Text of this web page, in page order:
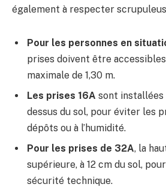
également à respecter
Pour les personnes en
prises doivent être
maximale de 1,30 m.
Les prises 16A sont installées
dessus du sol, pour éviter les
dépôts ou à l’humidité.
Pour les prises de 32A, la
supérieure, à 12 cm du sol,
sécurité technique.